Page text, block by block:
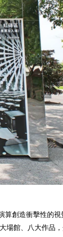
創造衝擊性的視
場館、八大作品